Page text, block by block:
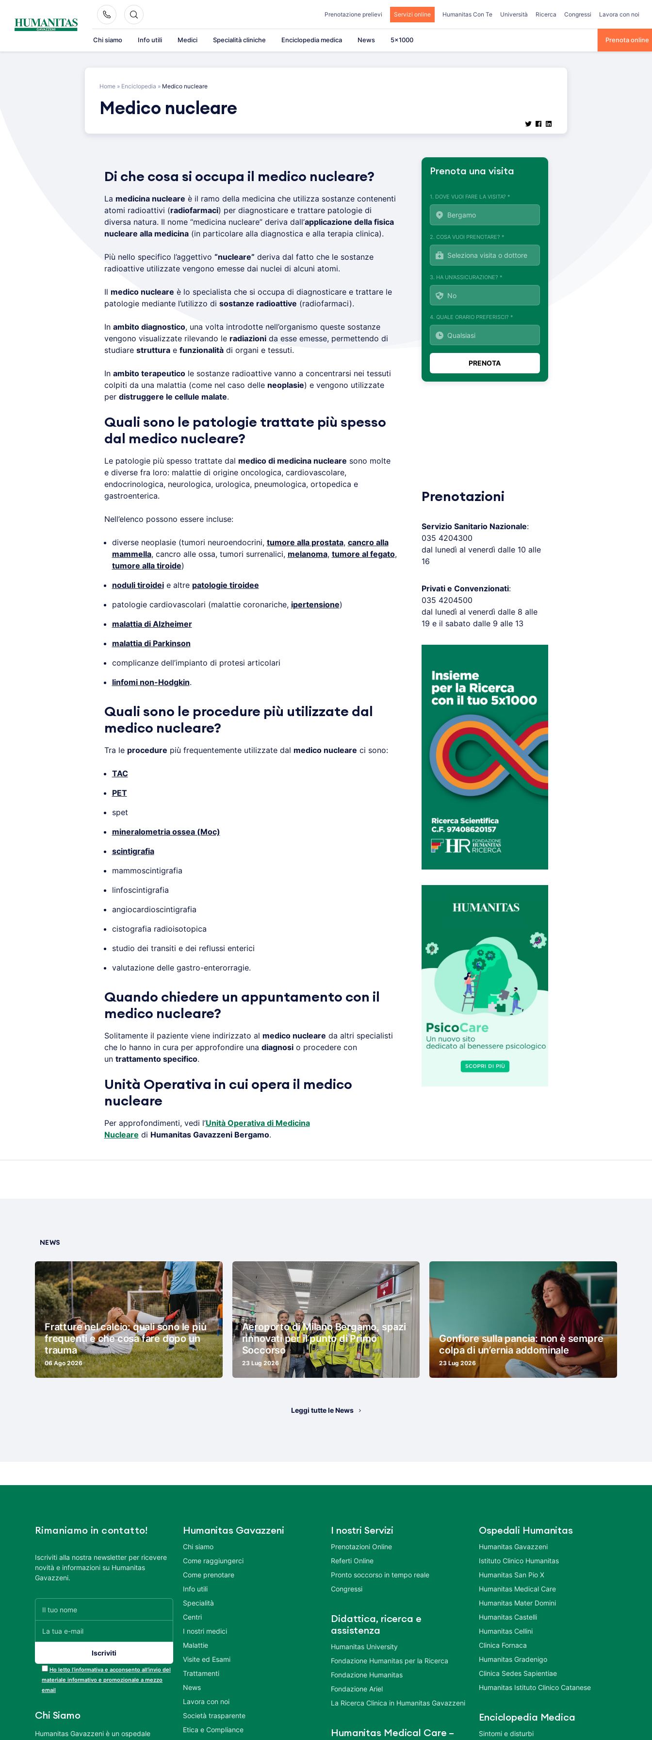
content
Prenotazione prelievi Servizi online Humanitas Con Te Università Ricerca Congressi Lavora con noi
Chi siamo Info utili Medici Specialità cliniche Enciclopedia medica News 5×1000 Prenota online
Home » Enciclopedia » Medico nucleare
Medico nucleare
Di che cosa si occupa il medico nucleare?
La medicina nucleare è il ramo della medicina che utilizza sostanze contenenti
atomi radioattivi (radiofarmaci) per diagnosticare e trattare patologie di
diversa natura. Il nome “medicina nucleare” deriva dall’applicazione della fisica
nucleare alla medicina(in particolare alla diagnostica e alla terapia clinica).
Più nello specifico l’aggettivo “nucleare” deriva dal fatto che le sostanze
radioattive utilizzate vengono emesse dai nuclei di alcuni atomi.
Il medico nucleare è lo specialista che si occupa di diagnosticare e trattare le
patologie mediante l’utilizzo di sostanze radioattive (radiofarmaci).
In ambito diagnostico, una volta introdotte nell’organismo queste sostanze
vengono visualizzate rilevando le radiazionida esse emesse, permettendo di
studiare strutturae funzionalitàdi organi e tessuti.
In ambito terapeuticole sostanze radioattive vanno a concentrarsi nei tessuti
colpiti da una malattia (come nel caso delle neoplasie) e vengono utilizzate
per distruggere le cellule malate.
Quali sono le patologie trattate più spesso
dal medico nucleare?
Le patologie più spesso trattate dal medico di medicina nucleare sono molte
e diverse fra loro: malattie di origine oncologica, cardiovascolare,
endocrinologica, neurologica, urologica, pneumologica, ortopedica e
gastroenterica.
Nell’elenco possono essere incluse:
diverse neoplasie (tumori neuroendocrini, tumore alla prostata, cancro alla
mammella, cancro alle ossa, tumori surrenalici, melanoma, tumore al fegato,
tumore alla tiroide)
noduli tiroideie altre patologie tiroidee
patologie cardiovascolari (malattie coronariche, ipertensione)
malattia di Alzheimer
malattia di Parkinson
complicanze dell’impianto di protesi articolari
linfomi non-Hodgkin.
Quali sono le procedure più utilizzate dal
medico nucleare?
Tra le procedure più frequentemente utilizzate dal medico nucleare ci sono:
TAC
PET
spet
mineralometria ossea (Moc)
scintigrafia
mammoscintigrafia
linfoscintigrafia
angiocardioscintigrafia
cistografia radioisotopica
studio dei transiti e dei reflussi enterici
valutazione delle gastro-enterorragie.
Quando chiedere un appuntamento con il
medico nucleare?
Solitamente il paziente viene indirizzato al medico nucleare da altri specialisti
che lo hanno in cura per approfondire una diagnosio procedere con
un trattamento specifico.
Unità Operativa in cui opera il medico
nucleare
Per approfondimenti, vedi l’Unità Operativa di Medicina
Nucleare di Humanitas Gavazzeni Bergamo.
Prenota una visita
1. DOVE VUOI FARE LA VISITA? *
2. COSA VUOI PRENOTARE? *
3. HA UN'ASSICURAZIONE? *
4. QUALE ORARIO PREFERISCI? *
Prenotazioni
Servizio Sanitario Nazionale:
035 4204300
dal lunedì al venerdì dalle 10 alle
16
Privati e Convenzionati:
035 4204500
dal lunedì al venerdì dalle 8 alle
19 e il sabato dalle 9 alle 13
NEWS
Fratture nel calcio: quali sono le più
frequenti e che cosa fare dopo un
trauma
06 Ago 2026
Aeroporto di Milano Bergamo, spazi
rinnovati per il punto di Primo
Soccorso
23 Lug 2026
Gonfiore sulla pancia: non è sempre
colpa di un’ernia addominale
23 Lug 2026
Leggi tutte le News
Rimaniamo in contatto!
Iscriviti alla nostra newsletter per ricevere
novità e informazioni su Humanitas
Gavazzeni.
Ho letto l’informativa e acconsento all’invio del
materiale informativo e promozionale a mezzo
email
Chi Siamo
Humanitas Gavazzeni è un ospedale
Humanitas Gavazzeni
Chi siamo
Come raggiungerci
Come prenotare
Info utili
Specialità
Centri
I nostri medici
Malattie
Visite ed Esami
Trattamenti
News
Lavora con noi
Società trasparente
Etica e Compliance
I nostri Servizi
Prenotazioni Online
Referti Online
Pronto soccorso in tempo reale
Congressi
Didattica, ricerca e
assistenza
Humanitas University
Fondazione Humanitas per la Ricerca
Fondazione Humanitas
Fondazione Ariel
La Ricerca Clinica in Humanitas Gavazzeni
Humanitas Medical Care –
Ospedali Humanitas
Humanitas Gavazzeni
Istituto Clinico Humanitas
Humanitas San Pio X
Humanitas Medical Care
Humanitas Mater Domini
Humanitas Castelli
Humanitas Cellini
Clinica Fornaca
Humanitas Gradenigo
Clinica Sedes Sapientiae
Humanitas Istituto Clinico Catanese
Enciclopedia Medica
Sintomi e disturbi